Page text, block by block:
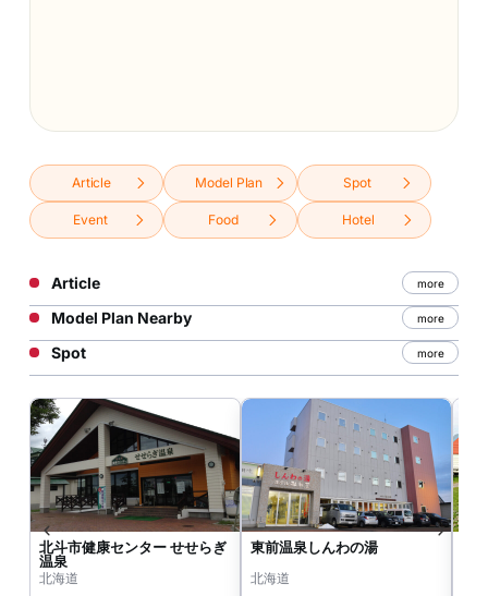
Article Model Plan Spot
Event Food Hotel
Article more
Model Plan Nearby more
Spot more
北斗市健康センター せせらぎ
温泉
北海道
東前温泉しんわの湯
北海道